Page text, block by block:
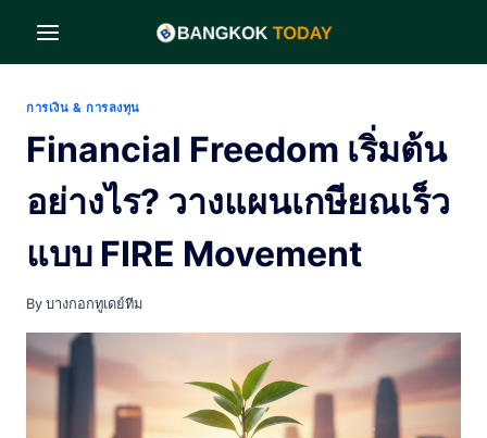
content
การเงิน & การลงทุน
Financial Freedom เริ่มต้น
อย่างไร? วางแผนเกษียณเร็ว
แบบ FIRE Movement
By บางกอกทูเดย์ทีม